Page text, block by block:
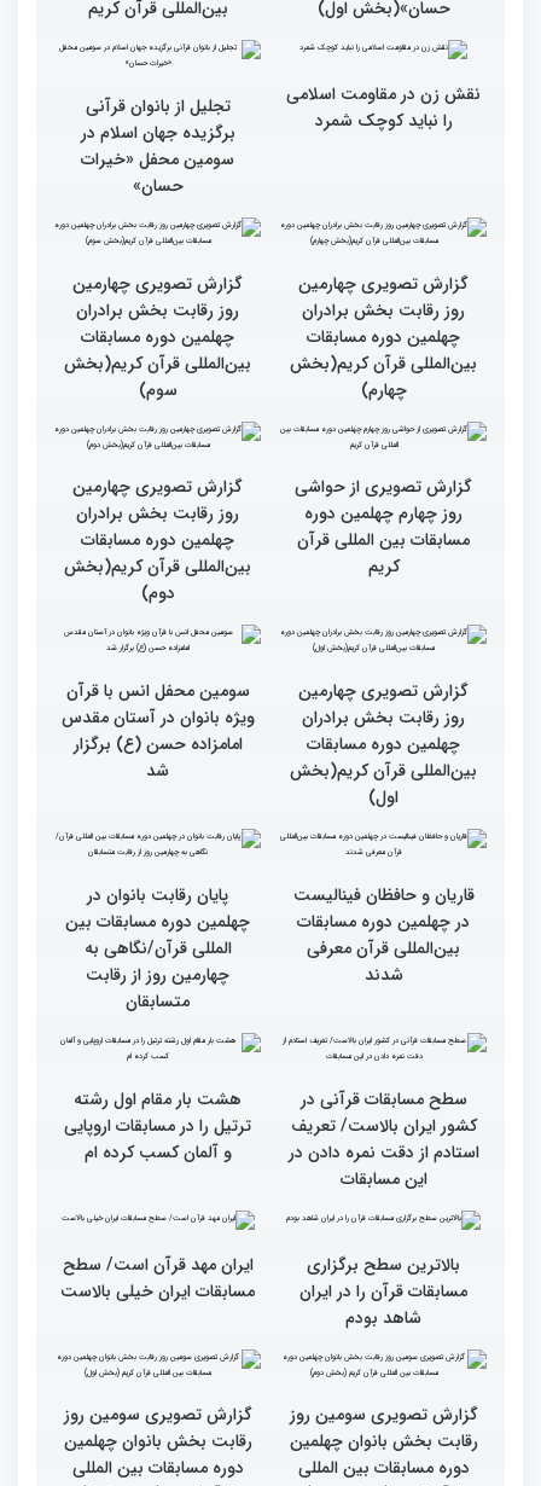
محفل قرآنی «خیرات
حسان»(بخش سوم)
گزارش تصویری سومین
محفل قرآنی «خیرات
حسان»(بخش دوم)
گزارش تصویری سومین
محفل قرآنی «خیرات
حسان»(بخش اول)
جزئیات پنجمین روز رقابت
بخش برادران مسابقات
بین‌المللی قرآن کریم
نقش زن در مقاومت اسلامی
را نباید کوچک شمرد
تجلیل از بانوان قرآنی
برگزیده جهان اسلام در
سومین محفل «خیرات
حسان»
گزارش تصویری چهارمین
روز رقابت بخش برادران
بین‌المللی قرآن کریم(بخش
چهارم)
گزارش تصویری چهارمین
روز رقابت بخش برادران
چهلمین دوره مسابقات
بین‌المللی قرآن کریم(بخش
سوم)
گزارش تصویری از حواشی
روز چهارم چهلمین دوره
مسابقات بین المللی قرآن
کریم
گزارش تصویری چهارمین
بین‌المللی قرآن کریم(بخش
دوم)
گزارش تصویری چهارمین
بین‌المللی قرآن کریم(بخش
اول)
سومین محفل انس با قرآن
ویژه بانوان در آستان مقدس
امامزاده حسن (ع) برگزار
شد
قاریان و حافظان فینالیست‌
در چهلمین دوره مسابقات
بین‌المللی قرآن معرفی
پایان رقابت بانوان در
المللی قرآن/نگاهی به
متسابقان
سطح مسابقات قرآنی در
استادم از دقت نمره دادن در
این مسابقات
هشت بار مقام اول رشته
و آلمان کسب کرده ام